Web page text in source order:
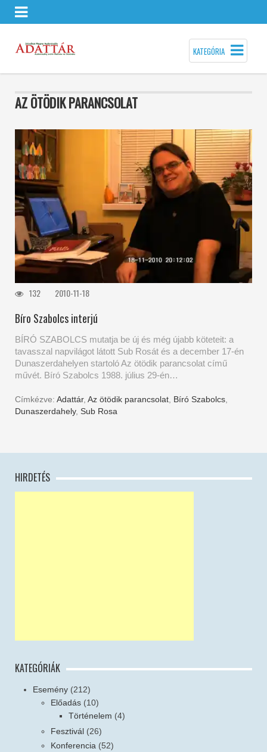
KATEGÓRIA
AZ ÖTÖDIK PARANCSOLAT
132 2010-11-18
Bíro Szabolcs interjú
BÍRÓ SZABOLCS mutatja be új és még újabb köteteit: a
tavasszal napvilágot látott Sub Rosát és a december 17-én
Dunaszerdahelyen startoló Az ötödik parancsolat című
művét. Bíró Szabolcs 1988. július 29-én…
Címkézve: Adattár, Az ötödik parancsolat, Bíró Szabolcs,
Dunaszerdahely, Sub Rosa
HIRDETÉS
KATEGÓRIÁK
Esemény (212)
Előadás (10)
Történelem (4)
Fesztivál (26)
Konferencia (52)